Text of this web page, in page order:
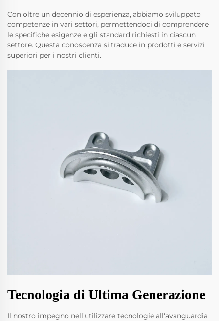
Con oltre un decennio di esperienza, abbiamo sviluppato
competenze in vari settori, permettendoci di comprendere
le specifiche esigenze e gli standard richiesti in ciascun
settore. Questa conoscenza si traduce in prodotti e servizi
superiori per i nostri clienti.
Tecnologia di Ultima Generazione
Il nostro impegno nell'utilizzare tecnologie all'avanguardia